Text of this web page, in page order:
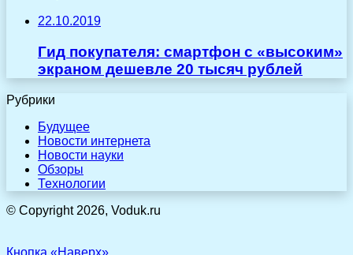
22.10.2019
Гид покупателя: cмартфон с «высоким»
экраном дешевле 20 тысяч рублей
Рубрики
Будущее
Новости интернета
Новости науки
Обзоры
Технологии
© Copyright 2026, Voduk.ru
Кнопка «Наверх»